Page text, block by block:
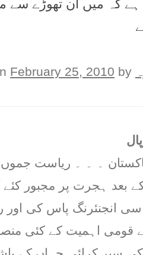
ہے کہ ميں اُن تھوڑے
February 25, 2010 by
۔ ۔ ۔ ریاست
کے بعد ہجرت پر مجبور کئے
انجنئرنگ پاس کی اور
قومی اہمیت کے کئی